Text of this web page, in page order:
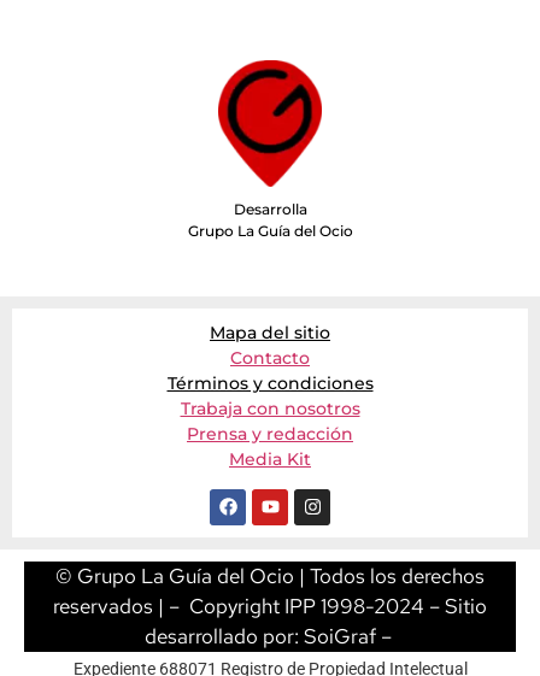
Desarrolla
Grupo La Guía del Ocio
Mapa del sitio
Contacto
Términos y condiciones
Trabaja con nosotros
Prensa y redacción
Media Kit
© Grupo La Guía del Ocio | Todos los derechos
reservados | – Copyright IPP 1998-2024 – Sitio
desarrollado por: SoiGraf–
Expediente 688071 Registro de Propiedad Intelectual